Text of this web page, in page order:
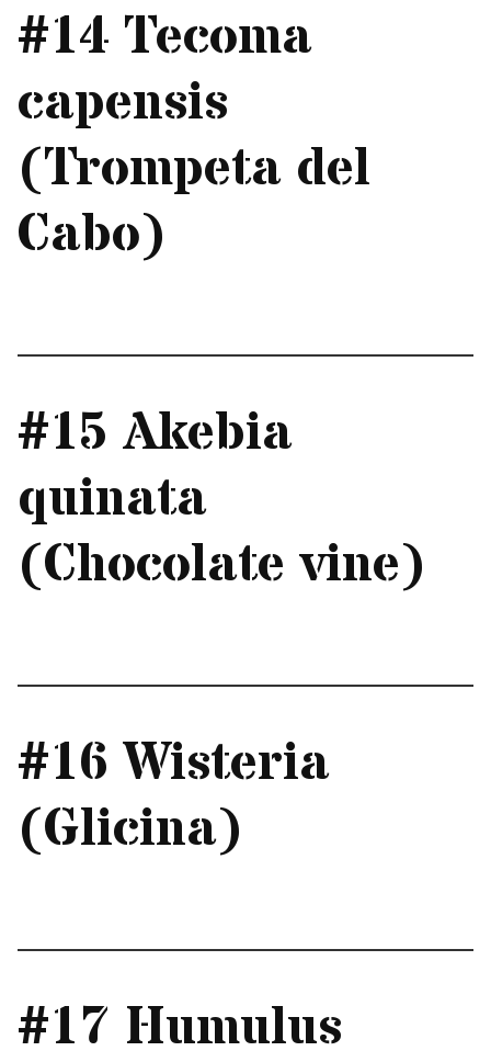
#14 Tecoma
capensis
(Trompeta del
Cabo)
#15 Akebia
quinata
(Chocolate vine)
#16 Wisteria
(Glicina)
#17 Humulus